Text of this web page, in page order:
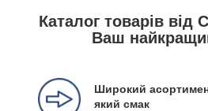
Каталог товарів від
Ваш
Широкий
який смак